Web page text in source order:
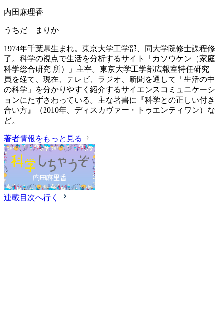
内田麻理香
うちだ まりか
1974年千葉県生まれ。東京大学工学部、同大学院修士課程修
了。科学の視点で生活を分析するサイト「カソウケン（家庭
科学総合研究 所）」主宰。東京大学工学部広報室特任研究
員を経て、現在、テレビ、ラジオ、新聞を通して「生活の中
の科学」を分かりやすく紹介するサイエンスコミュニケーシ
ョンにたずさわっている。主な著書に『科学との正しい付き
合い方』（2010年、ディスカヴァー・トゥエンティワン）な
ど。
著者情報をもっと見る
連載目次へ行く